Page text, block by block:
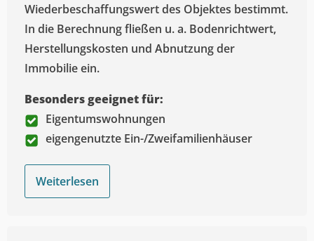
Wiederbeschaffungswert des Objektes bestimmt.
In die Berechnung fließen u. a. Bodenrichtwert,
Herstellungskosten und Abnutzung der
Immobilie ein.
Besonders geeignet für:
Eigentumswohnungen
eigengenutzte Ein-/Zweifamilienhäuser
Weiterlesen